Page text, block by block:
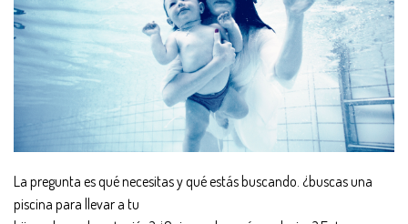
La pregunta es qué necesitas y qué estás buscando. ¿buscas una
piscina para llevar a tu